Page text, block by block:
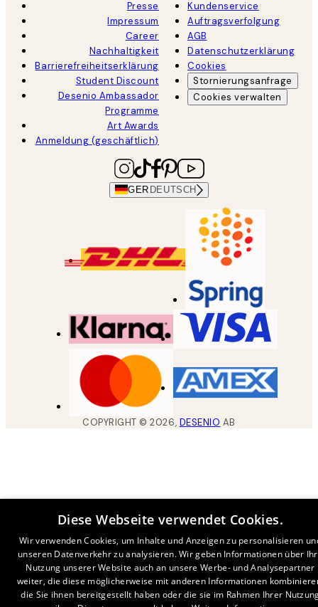
Presse
Impressum
Career
Nachhaltigkeit
Barrierefreiheitserklärung
Student Discount
Desenio Ambassador
Programme
Art Awards
Anmeldung (geschäftlich)
Kundenservice
Auftragsverfolgung
AGB
Datenschutzerklärung
Cookies
Stornierungsanfrage
Cookies verwalten
GER DEUTSCH
COPYRIGHT ©2026, DESENIO AB
Diese Webseite verwendet Cookies.
Wir verwenden Cookies, um Inhalte und Anzeigen zu personalisieren
unseren Datenverkehr zu analysieren. Wir geben Informationen über
Nutzung unserer Website auch an unsere Werbe- und Analysepartner
weiter, die diese möglicherweise mit anderen Informationen
die Sie ihnen bereitgestellt haben oder die sie im Rahmen Ihrer